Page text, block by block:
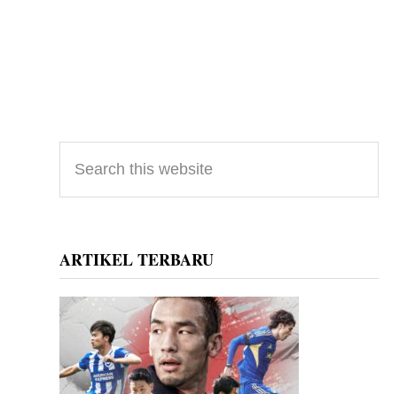
Primary
Sidebar
this
website
ARTIKEL TERBARU